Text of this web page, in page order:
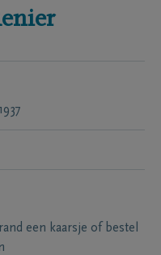
een kaarsje of bestel